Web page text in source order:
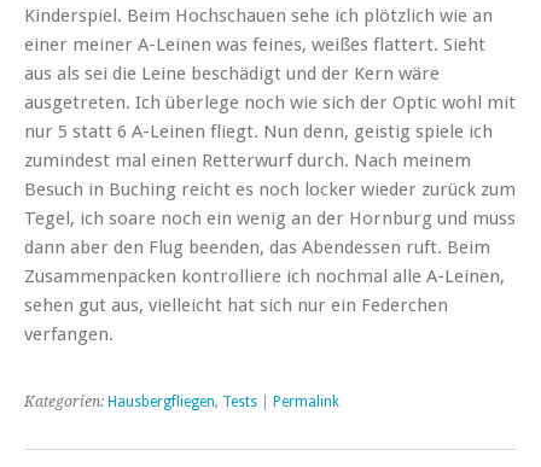
Kinderspiel. Beim Hochschauen sehe ich plötzlich wie an
einer meiner A-Leinen was feines, weißes flattert. Sieht
aus als sei die Leine beschädigt und der Kern wäre
ausgetreten. Ich überlege noch wie sich der Optic wohl mit
nur 5 statt 6 A-Leinen fliegt. Nun denn, geistig spiele ich
zumindest mal einen Retterwurf durch. Nach meinem
Besuch in Buching reicht es noch locker wieder zurück zum
Tegel, ich soare noch ein wenig an der Hornburg und muss
dann aber den Flug beenden, das Abendessen ruft. Beim
Zusammenpacken kontrolliere ich nochmal alle A-Leinen,
sehen gut aus, vielleicht hat sich nur ein Federchen
verfangen.
Kategorien: Hausbergfliegen, Tests Permalink